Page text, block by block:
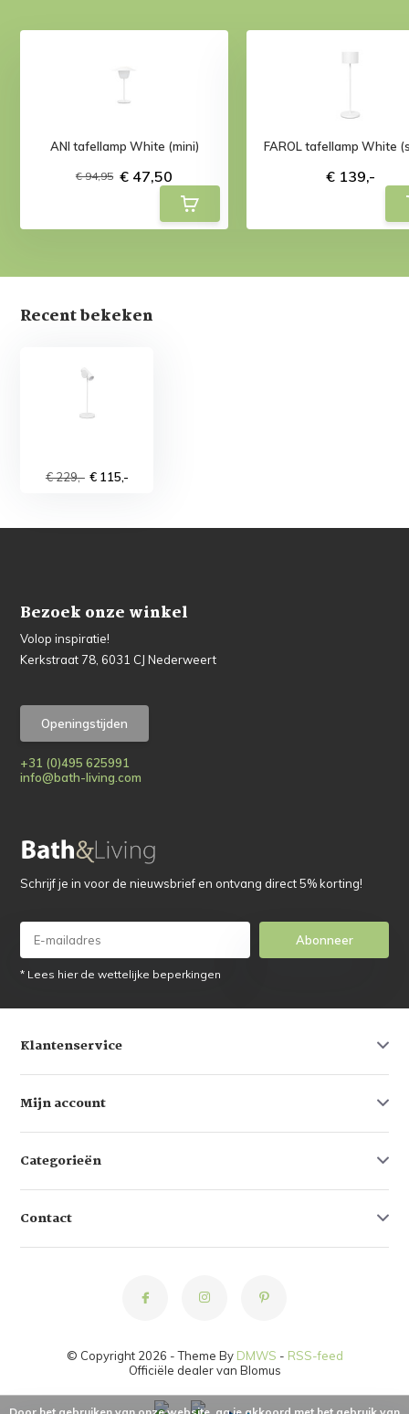
ANI tafellamp White (mini)
€ 94,95 € 47,50
FAROL tafellamp White
€ 139,-
Recent bekeken
€ 229,- € 115,-
Bezoek onze winkel
Volop inspiratie!
Kerkstraat 78, 6031 CJ Nederweert
Openingstijden
+31 (0)495 625991
info@bath-living.com
Schrijf je in voor de nieuwsbrief en ontvang direct 5% korting!
Abonneer
* Lees hier de wettelijke beperkingen
Klantenservice
Mijn account
Categorieën
Contact
© Copyright 2026 - Theme By DMWS - RSS-feed
Officiële dealer van Blomus